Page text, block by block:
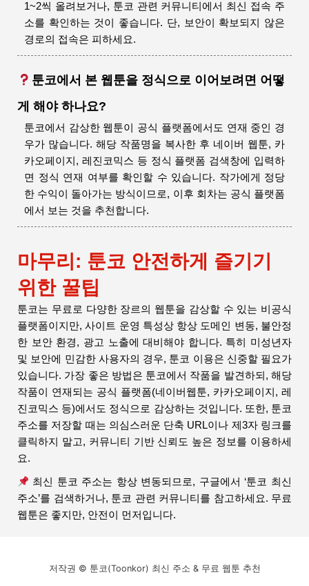
1~2씩 올려보거나, 툰코 관련 커뮤니티에서 최신 접속 주
소를 확인하는 것이 좋습니다. 단, 보안이 확보되지 않은
경로의 접속은 피하세요.
툰코에서 본 웹툰을 정식으로 이어보려면 어떻
게 해야 하나요?
툰코에서 감상한 웹툰이 공식 플랫폼에서도 연재 중인 경
우가 많습니다. 해당 작품명을 복사한 후 네이버 웹툰, 카
카오페이지, 레진코믹스 등 정식 플랫폼 검색창에 입력하
면 정식 연재 여부를 확인할 수 있습니다. 작가에게 정당
한 수익이 돌아가는 방식이므로, 이후 회차는 공식 플랫폼
에서 보는 것을 추천합니다.
마무리: 툰코 안전하게 즐기기
위한 꿀팁
툰코는 무료로 다양한 장르의 웹툰을 감상할 수 있는 비공식
플랫폼이지만, 사이트 운영 특성상 항상 도메인 변동, 불안정
한 보안 환경, 광고 노출에 대비해야 합니다. 특히 미성년자
및 보안에 민감한 사용자의 경우, 툰코 이용은 신중할 필요가
있습니다. 가장 좋은 방법은 툰코에서 작품을 발견하되, 해당
작품이 연재되는 공식 플랫폼(네이버웹툰, 카카오페이지, 레
진코믹스 등)에서도 정식으로 감상하는 것입니다. 또한, 툰코
주소를 저장할 때는 의심스러운 단축 URL이나 제3자 링크를
클릭하지 말고, 커뮤니티 기반 신뢰도 높은 정보를 이용하세
요.
최신 툰코 주소는 항상 변동되므로, 구글에서 ‘툰코 최신
주소’를 검색하거나, 툰코 관련 커뮤니티를 참고하세요. 무료
웹툰은 좋지만, 안전이 먼저입니다.
저작권 © 툰코(Toonkor) 최신 주소 & 무료 웹툰 추천